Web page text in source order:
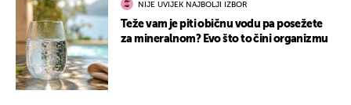
NIJE UVIJEK NAJBOLJI IZBOR
Teže vam je piti običnu vodu pa posežete
za mineralnom? Evo što to čini organizmu